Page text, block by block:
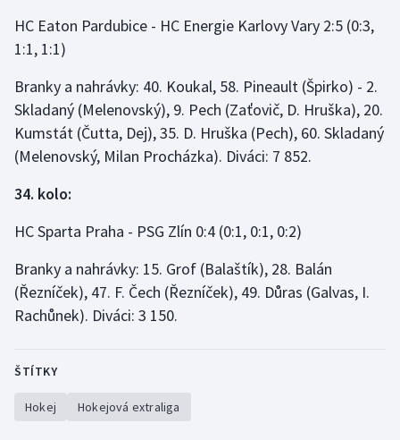
HC Eaton Pardubice - HC Energie Karlovy Vary 2:5 (0:3,
1:1, 1:1)
Branky a nahrávky: 40. Koukal, 58. Pineault (Špirko) - 2.
Skladaný (Melenovský), 9. Pech (Zaťovič, D. Hruška), 20.
Kumstát (Čutta, Dej), 35. D. Hruška (Pech), 60. Skladaný
(Melenovský, Milan Procházka). Diváci: 7 852.
34. kolo:
HC Sparta Praha - PSG Zlín 0:4 (0:1, 0:1, 0:2)
Branky a nahrávky: 15. Grof (Balaštík), 28. Balán
(Řezníček), 47. F. Čech (Řezníček), 49. Důras (Galvas, I.
Rachůnek). Diváci: 3 150.
ŠTÍTKY
Hokej Hokejová extraliga